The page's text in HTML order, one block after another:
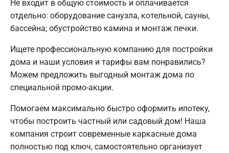
Не входит в общую стоимость и оплачивается
отдельно: оборудование санузла, котельной, сауны,
бассейна; обустройство камина и монтаж печки.
Ищете профессиональную компанию для постройки
дома и наши условия и тарифы вам понравились?
Можем предложить выгодный монтаж дома по
специальной промо-акции.
Помогаем максимально быстро оформить ипотеку,
чтобы построить частный или садовый дом! Наша
компания строит современные каркасные дома
полностью под ключ, самостоятельно организует